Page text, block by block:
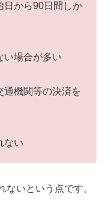
日から90日間しか
い場合が多い
通機関等の決済を
ない
いという点です。